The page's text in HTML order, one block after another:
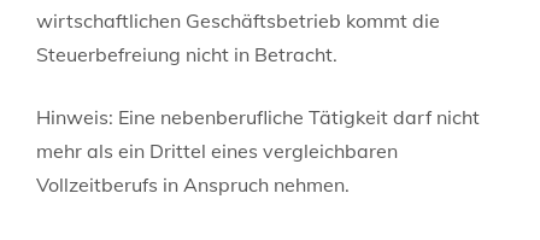
wirtschaftlichen Geschäftsbetrieb kommt die
Steuerbefreiung nicht in Betracht.
Hinweis: Eine nebenberufliche Tätigkeit darf nicht
mehr als ein Drittel eines vergleichbaren
Vollzeitberufs in Anspruch nehmen.